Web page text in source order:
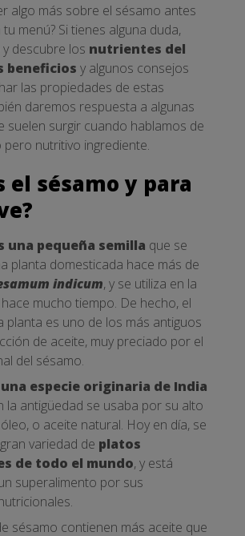
algo más sobre el sésamo antes
menú? Si tienes alguna duda,
descubre los nutrientes del
beneficios y algunos consejos
las propiedades de estas
daremos respuesta a algunas
suelen surgir cuando hablamos de
nutritivo ingrediente.
el sésamo y para
una pequeña semilla que se
planta domesticada hace más de
indicum, y se utiliza en la
mucho tiempo. De hecho, el
planta es uno de los más antiguos
de aceite, muy preciado por el
del sésamo.
una especie originaria de India
la antigüedad se usaba por su alto
o aceite natural. Hoy en día, se
variedad de platos
de todo el mundo, y está
superalimento por sus
sésamo contienen más aceite que